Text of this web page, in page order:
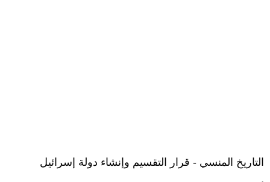
التاريخ المنسي - قرار التقسيم وإنشاء دولة إسرائيل